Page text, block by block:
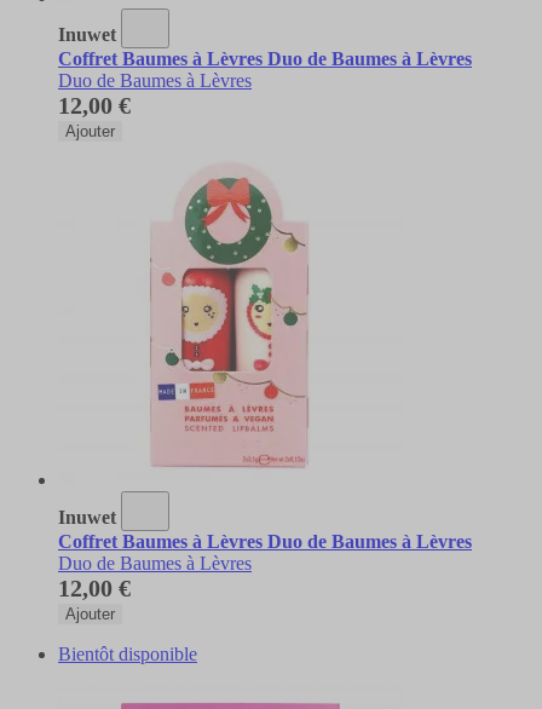
Inuwet
Coffret Baumes à Lèvres Duo de Baumes à Lèvres
Duo de Baumes à Lèvres
12,00 €
Ajouter
Inuwet
Coffret Baumes à Lèvres Duo de Baumes à Lèvres
Duo de Baumes à Lèvres
12,00 €
Ajouter
Bientôt disponible